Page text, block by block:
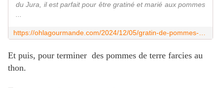
du Jura, il est parfait pour être gratiné et marié aux pommes
Et puis, pour terminer des pommes de terre farcies au
thon.